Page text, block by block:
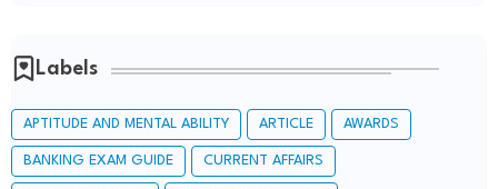
Labels
APTITUDE AND MENTAL ABILITY ARTICLE AWARDS
BANKING EXAM GUIDE CURRENT AFFAIRS